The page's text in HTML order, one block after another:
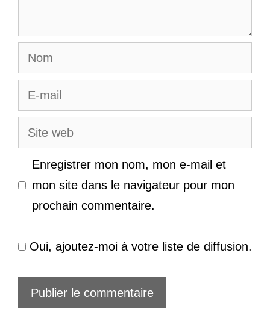
Nom
E-
mail
Site
web
Enregistrer mon nom, mon e-mail et
mon site dans le navigateur pour mon
prochain commentaire.
Oui, ajoutez-moi à votre liste de diffusion.